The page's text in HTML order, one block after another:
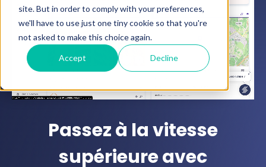
site. But in order to comply with your preferences,
we'll have to use just one tiny cookie so that you're
not asked to make this choice again.
Accept Decline
Passez à la vitesse
supérieure avec